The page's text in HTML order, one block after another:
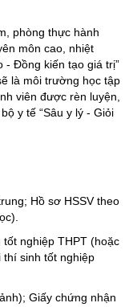
phòng thực hành
môn cao, nhiệt
- Đồng kiến tạo giá trị”
là môi trường học tập
viên được rèn luyện,
y tế “Sâu y lý - Giỏi
Hồ sơ HSSV theo
nghiệp THPT (hoặc
sinh tốt nghiệp
Giấy chứng nhận